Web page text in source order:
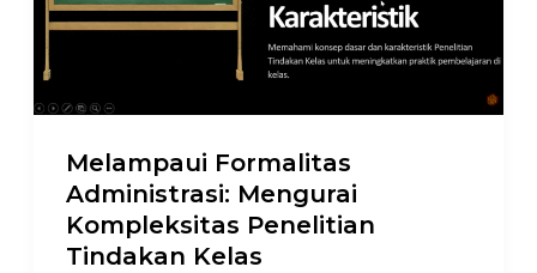
Melampaui Formalitas
Administrasi: Mengurai
Kompleksitas Penelitian
Tindakan Kelas
Kompleksitas
Kelas